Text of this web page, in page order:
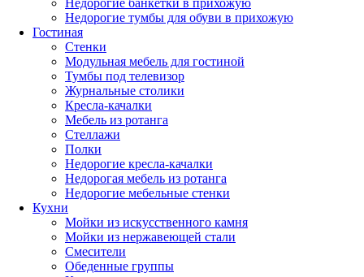
Недорогие тумбы для обуви в прихожую
Гостиная
Стенки
Модульная мебель для гостиной
Тумбы под телевизор
Журнальные столики
Кресла-качалки
Мебель из ротанга
Стеллажи
Полки
Недорогие кресла-качалки
Недорогая мебель из ротанга
Недорогие мебельные стенки
Кухни
Мойки из искусственного камня
Мойки из нержавеющей стали
Смесители
Обеденные группы